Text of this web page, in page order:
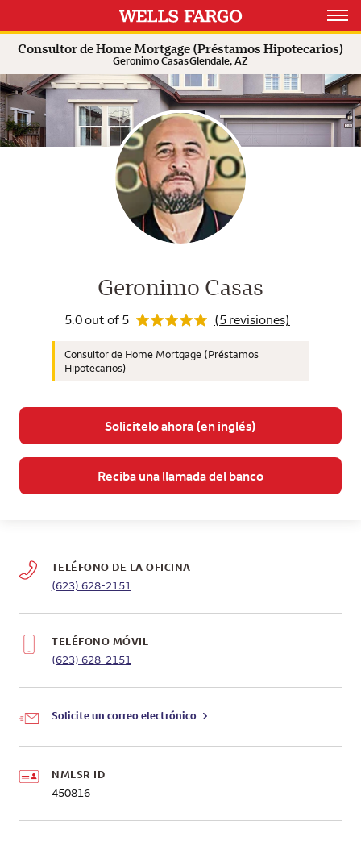
Open
Consultor de Home Mortgage (Préstamos Hipotecarios)
Geronimo CasasGlendale, AZ
Consultor de Wells Fargo Home
Geronimo Casas
5.0 out of 5 (5 revisiones)
Consultor de Home Mortgage (Préstamos
Hipotecarios)
Solicitelo ahora (en inglés)
Reciba una llamada del banco
TELÉFONO DE LA OFICINA
(623) 628-2151
TELÉFONO MÓVIL
(623) 628-2151
Solicite un correo electrónico
NMLSR ID
450816
Expand or collapse answer
Expand or collapse answer
Expand or collapse answer